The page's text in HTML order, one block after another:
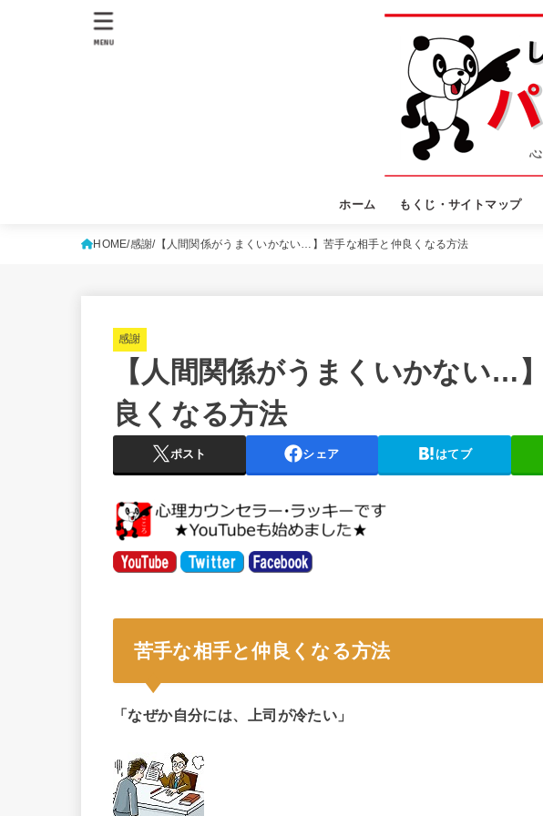
ホーム もくじ・サイトマップ
MENU
HOME 感謝 【人間関係がうまくいかない…】苦手な相手と仲良くなる方法
感謝
【人間関係がうまくいかない…
良くなる方法
ポスト シェア はてブ
苦手な相手と仲良くなる方法
「なぜか自分には、上司が冷たい」